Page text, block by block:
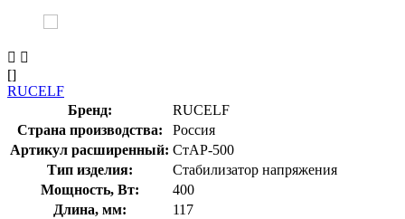
[]
RUCELF
Бренд:
RUCELF
Страна производства:
Россия
Артикул расширенный: СтАР-500
Тип изделия:
Стабилизатор напряжения
Мощность, Вт:
400
Длина, мм:
117